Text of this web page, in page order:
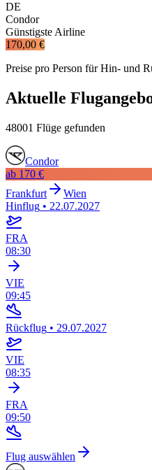
DE
Condor
Günstigste Airline
170,00 €
Preise pro Person für Hin- und
Aktuelle
48001 Flüge gefunden
Condor
ab 170 €
Frankfurt
Wien
Hinflug • 22.07.2027
FRA
08:30
VIE
09:45
Rückflug • 29.07.2027
VIE
08:35
FRA
09:50
Flug auswählen